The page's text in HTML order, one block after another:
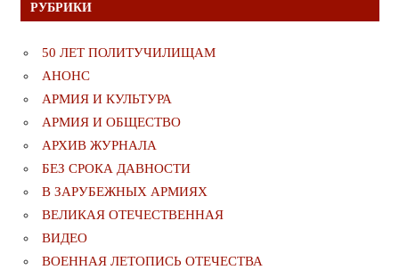
РУБРИКИ
50 ЛЕТ ПОЛИТУЧИЛИЩАМ
АНОНС
АРМИЯ И КУЛЬТУРА
АРМИЯ И ОБЩЕСТВО
АРХИВ ЖУРНАЛА
БЕЗ СРОКА ДАВНОСТИ
В ЗАРУБЕЖНЫХ АРМИЯХ
ВЕЛИКАЯ ОТЕЧЕСТВЕННАЯ
ВИДЕО
ВОЕННАЯ ЛЕТОПИСЬ ОТЕЧЕСТВА